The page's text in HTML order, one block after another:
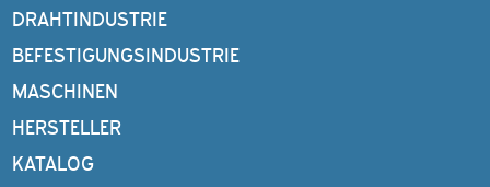
DRAHTINDUSTRIE
BEFESTIGUNGSINDUSTRIE
MASCHINEN
HERSTELLER
KATALOG